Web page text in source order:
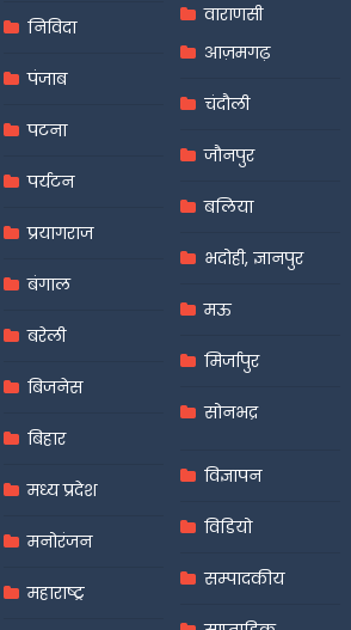
निविदा
पंजाब
पटना
पर्यटन
प्रयागराज
बंगाल
बरेली
बिजनेस
बिहार
मध्य प्रदेश
मनोरंजन
महाराष्ट्र
वाराणसी
आज़मगढ़
चंदौली
जौनपुर
बलिया
भदोही, ज्ञानपुर
मऊ
मिर्जापुर
सोनभद्र
विज्ञापन
विडियो
सम्पादकीय